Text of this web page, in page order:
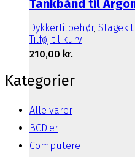
Tankbånd til
Dykkertilbehør,
Tilføj til kurv
210,00 kr.
Kategorier
Alle varer
BCD'er
Computere